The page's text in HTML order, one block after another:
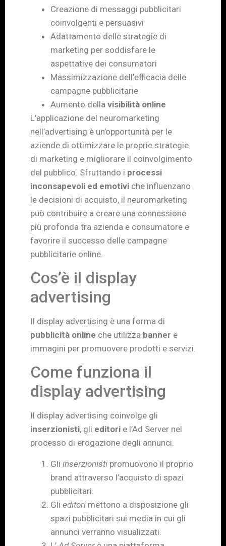
Creazione di messaggi pubblicitari
coinvolgenti e persuasivi
Adattamento delle strategie di
marketing per soddisfare le
aspettative dei consumatori
Massimizzazione dell’efficacia delle
campagne pubblicitarie
Aumento della visibilità online
L’applicazione del neuromarketing
nell’advertising è un’opportunità per le
aziende di ottimizzare le proprie strategie
di marketing e migliorare il coinvolgimento
del pubblico. Sfruttando i processi
inconsapevoli ed emotivi che influenzano
le decisioni di acquisto, il neuromarketing
può contribuire a creare una connessione
più profonda tra azienda e consumatore e
favorire il successo delle campagne
pubblicitarie online.
Cos’è il display
advertising
Il display advertising è una forma di
pubblicità online che utilizza banner e
immagini per promuovere prodotti e servizi.
Come funziona il
display advertising
Il display advertising coinvolge gli
inserzionisti, gli editori e l’Ad Server nel
processo di erogazione degli annunci.
Gli inserzionisti promuovono il proprio
brand attraverso l’acquisto di spazi
pubblicitari.
Gli editori mettono a disposizione gli
spazi pubblicitari sui media in cui gli
annunci verranno visualizzati.